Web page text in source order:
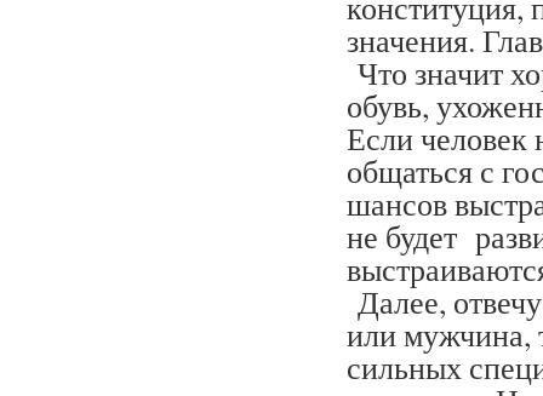
значения.
Что значит
обувь,
Если человек
общаться с
шансов
не будет
Далее,
или мужчина,
сильных